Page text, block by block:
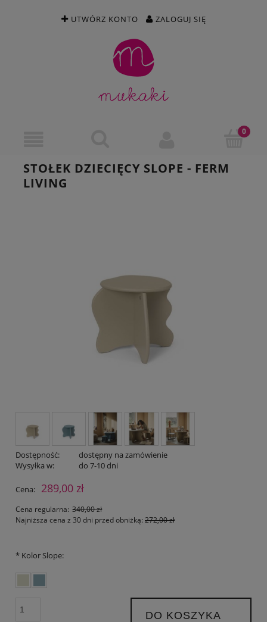
UTWÓRZ KONTO ZALOGUJ SIĘ
STOŁEK DZIECIĘCY SLOPE - FERM
LIVING
Dostępność:
dostępny na zamówienie
Wysyłka w:
do 7-10 dni
Cena: 289,00 zł
Cena regularna: 340,00 zł
Najniższa cena z 30 dni przed obniżką: 272,00 zł
* Kolor Slope:
DO KOSZYKA